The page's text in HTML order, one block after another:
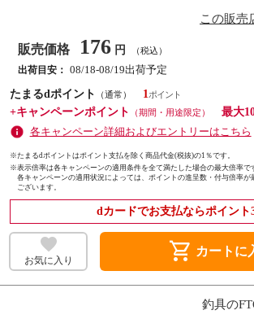
この販売
販売価格 176 円 （税込）
出荷目安： 08/18-08/19出荷予定
たまるdポイント
（通常）
1
+キャンペーンポイント
（期間・用途限定）
最大
各キャンペーン詳細およびエントリーはこちら
※たまるdポイントはポイント支払を除く商品代金(税抜)の1％です。
※表示倍率は各キャンペーンの適用条件を全て満たした場合の最大倍率で
各キャンペーンの適用状況によっては、ポイントの進呈数・付与倍率
ございます。
dカードでお支払ならポイント
お気に入り shopping_cart カートに
釣具の